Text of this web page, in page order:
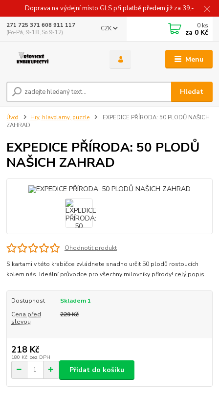
Doprava na výdejní místo GLS při platbě předem již za 39,-
Menu
CZK
Hledat
271 725 371 608 911 117
(Po-Pá, 9-18 ,So 9-12)
0 ks
za 0 Kč
Úvod Hry, hlavolamy, puzzle
EXPEDICE PŘÍRODA: 50 PLODŮ NAŠICH
ZAHRAD
EXPEDICE PŘÍRODA: 50 PLODŮ
NAŠICH ZAHRAD
Ohodnotit produkt
S kartami v této krabičce zvládnete snadno určit 50 plodů rostoucích
kolem nás. Ideální průvodce pro všechny milovníky přírody! celý popis
Dostupnost
Skladem 1
Cena před
slevou
229 Kč
218 Kč
180 Kč bez DPH
Přidat do košíku